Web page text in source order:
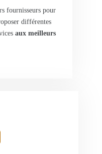
fournisseurs pour
différentes
aux meilleurs